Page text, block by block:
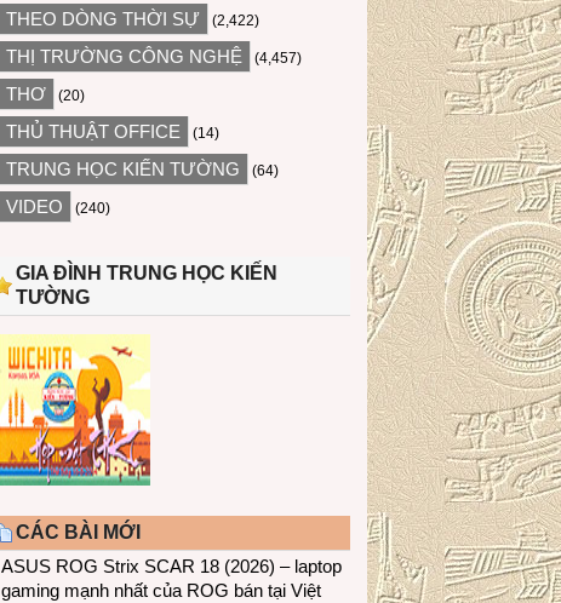
THEO DÒNG THỜI SỰ (2,422)
THỊ TRƯỜNG CÔNG NGHỆ (4,457)
THƠ (20)
THỦ THUẬT OFFICE (14)
TRUNG HỌC KIẾN TƯỜNG (64)
VIDEO (240)
GIA ĐÌNH TRUNG HỌC KIẾN
TƯỜNG
CÁC BÀI MỚI
ASUS ROG Strix SCAR 18 (2026) – laptop
gaming mạnh nhất của ROG bán tại Việt